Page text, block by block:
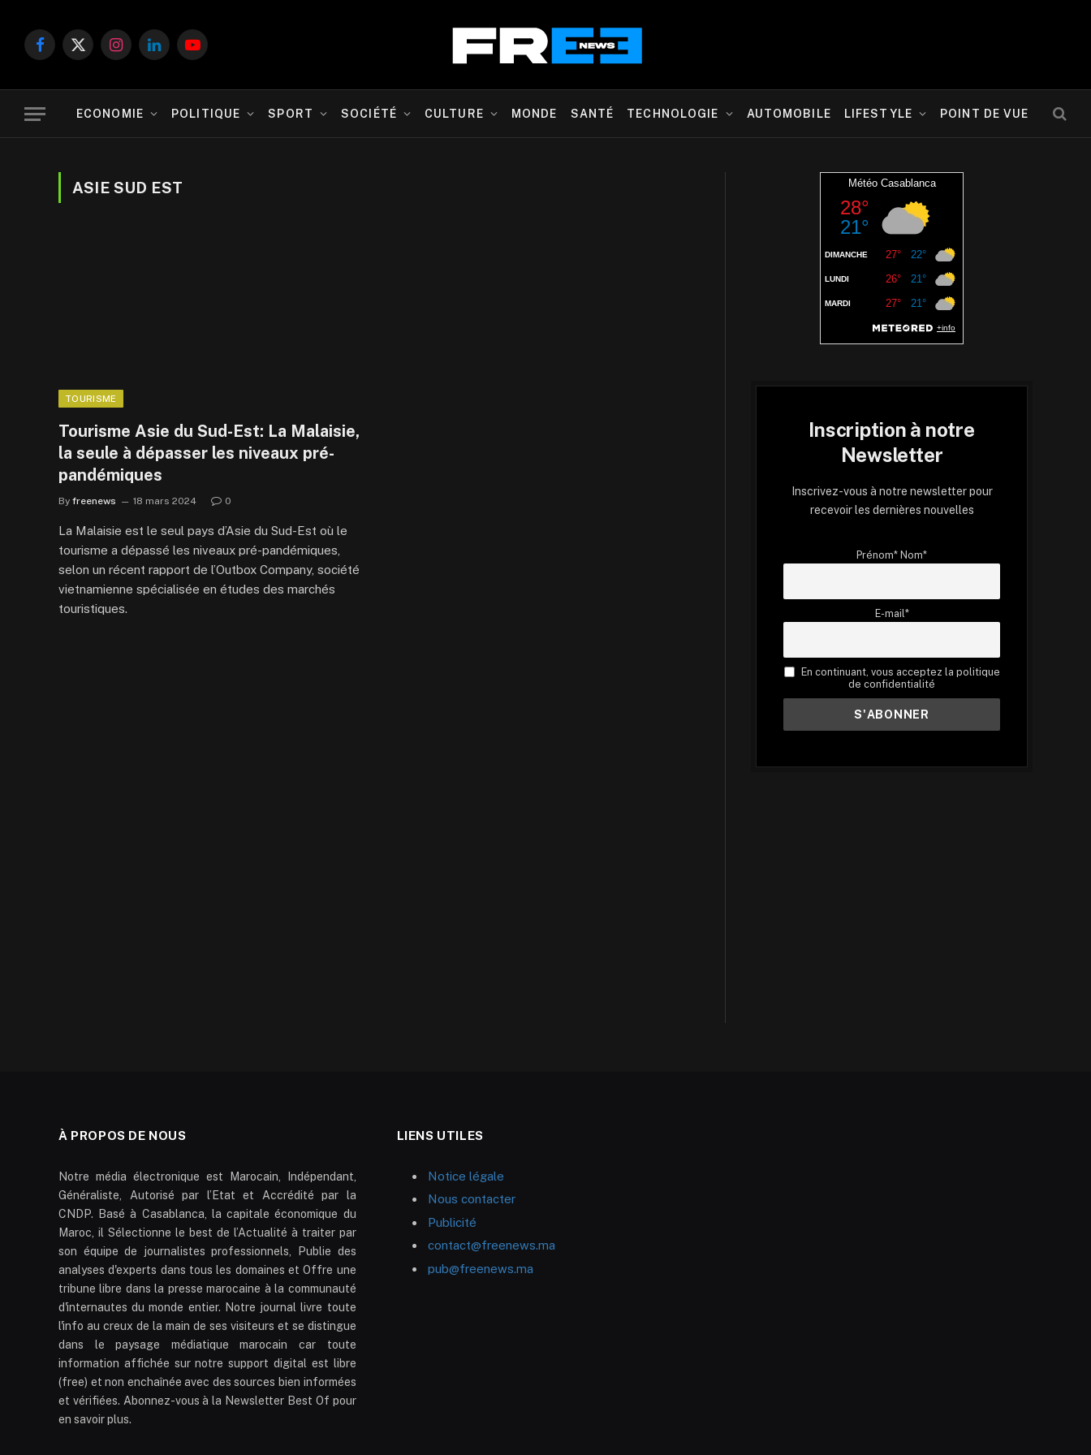
Facebook
X
InstagramLinkedInYouTube
ECONOMIE POLITIQUE SPORT SOCIÉTÉ CULTURE MONDE SANTÉ TECHNOLOGIE AUTOMOBILE LIFESTYLE POINT DE VUE
ASIE SUD EST
TOURISME
Tourisme Asie du Sud-Est: La Malaisie,
la seule à dépasser les niveaux pré-
pandémiques
By freenews 18 mars 2024 0
La Malaisie est le seul pays d’Asie du Sud-Est où le
tourisme a dépassé les niveaux pré-pandémiques,
selon un récent rapport de l’Outbox Company, société
vietnamienne spécialisée en études des marchés
touristiques.
Inscription à notre
Newsletter
Inscrivez-vous à notre newsletter pour
recevoir les dernières nouvelles
Prénom* Nom*
E-mail*
En continuant, vous acceptez la politique
de confidentialité
À PROPOS DE NOUS
Notre média électronique est Marocain, Indépendant,
Généraliste, Autorisé par l’Etat et Accrédité par la
CNDP. Basé à Casablanca, la capitale économique du
Maroc, il Sélectionne le best de l’Actualité à traiter par
son équipe de journalistes professionnels, Publie des
analyses d'experts dans tous les domaines et Offre une
tribune libre dans la presse marocaine à la communauté
d'internautes du monde entier. Notre journal livre toute
l'info au creux de la main de ses visiteurs et se distingue
dans le paysage médiatique marocain car toute
information affichée sur notre support digital est libre
(free) et non enchaînée avec des sources bien informées
et vérifiées. Abonnez-vous à la Newsletter Best Of pour
en savoir plus.
LIENS UTILES
Notice légale
Nous contacter
Publicité
contact@freenews.ma
pub@freenews.ma